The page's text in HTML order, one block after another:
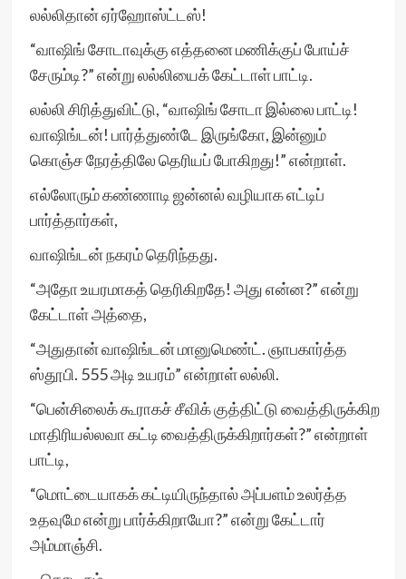
லல்லிதான் ஏர்ஹோஸ்ட்டஸ்!
“வாஷிங் சோடாவுக்கு எத்தனை மணிக்குப் போய்ச்
சேரும்டி?” என்று லல்லியைக் கேட்டாள் பாட்டி.
லல்லி சிரித்துவிட்டு, “வாஷிங் சோடா இல்லை பாட்டி!
வாஷிங்டன்! பார்த்துண்டே இருங்கோ, இன்னும்
கொஞ்ச நேரத்திலே தெரியப் போகிறது!” என்றாள்.
எல்லோரும் கண்ணாடி ஜன்னல் வழியாக எட்டிப்
பார்த்தார்கள்,
வாஷிங்டன் நகரம் தெரிந்தது.
“அதோ உயரமாகத் தெரிகிறதே! அது என்ன?” என்று
கேட்டாள் அத்தை,
“அதுதான் வாஷிங்டன் மானுமெண்ட். ஞாபகார்த்த
ஸ்தூபி. 555 அடி உயரம்” என்றாள் லல்லி.
“பென்சிலைக் கூராகச் சீவிக் குத்திட்டு வைத்திருக்கிற
மாதிரியல்லவா கட்டி வைத்திருக்கிறார்கள்?” என்றாள்
பாட்டி,
“மொட்டையாகக் கட்டியிருந்தால் அப்பளம் உலர்த்த
உதவுமே என்று பார்க்கிறாயோ?” என்று கேட்டார்
அம்மாஞ்சி.